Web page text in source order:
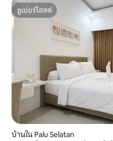
ซูเปอร์โฮสต์
ซูเปอร์โฮสต์
บ้านใน Palu Selatan